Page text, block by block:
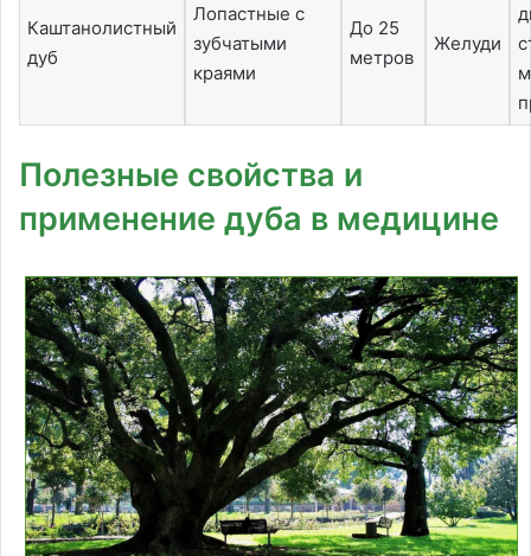
Каштанолистный
дуб
Лопастные с
зубчатыми
краями
До 25
метров
Желуди
Полезные свойства и
применение дуба в медицине